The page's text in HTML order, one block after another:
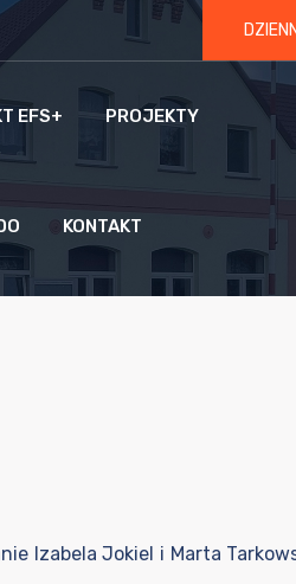
EFS+ PROJEKTY
KONTAKT
Izabela Jokiel i Marta